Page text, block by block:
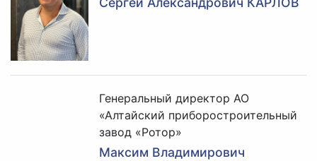
Генеральный директор АО
«Алтайский приборостроительный
завод «Ротор»
Максим Владимирович